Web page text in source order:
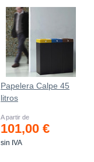
Papelera Calpe 45
litros
A partir de
101,00 €
sin IVA